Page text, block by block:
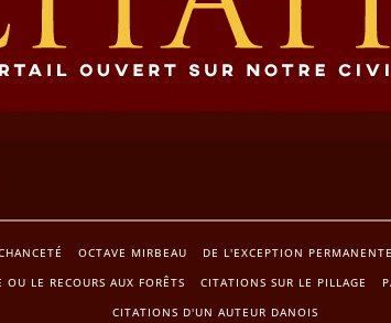
OCTAVE MIRBEAU DE L'EXCEPTION
LE RECOURS AUX FORÊTS CITATIONS SUR LE PILLAGE
CITATIONS D'UN AUTEUR DANOIS